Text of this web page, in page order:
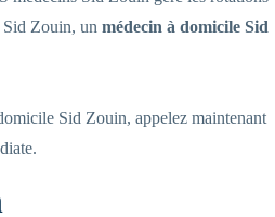
Sid Zouin, un médecin à domicile Sid
Sid Zouin, appelez maintenant